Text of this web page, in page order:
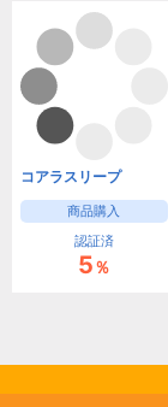
コアラスリープ
商品購入
認証済
5％